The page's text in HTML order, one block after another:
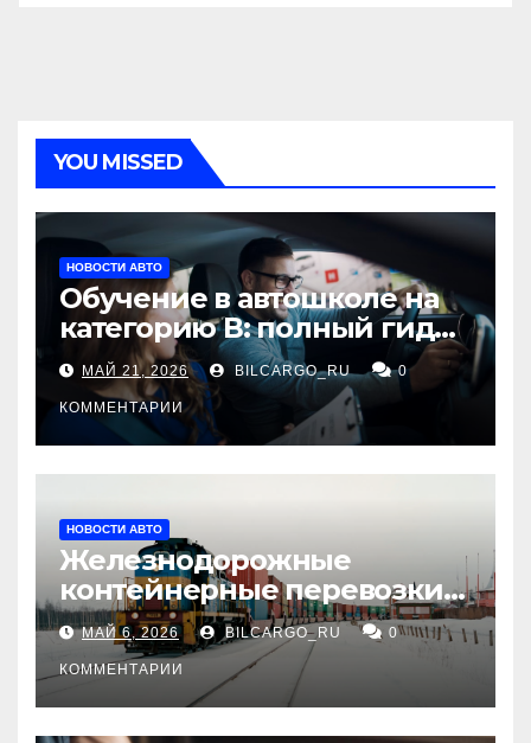
YOU MISSED
НОВОСТИ АВТО
Обучение в автошколе на
категорию В: полный гид
для будущих водителей
МАЙ 21, 2026 BILCARGO_RU 0
КОММЕНТАРИИ
НОВОСТИ АВТО
Железнодорожные
контейнерные перевозки
из Китая в Россию:
маршруты, сроки и
требования
МАЙ 6, 2026 BILCARGO_RU 0
КОММЕНТАРИИ